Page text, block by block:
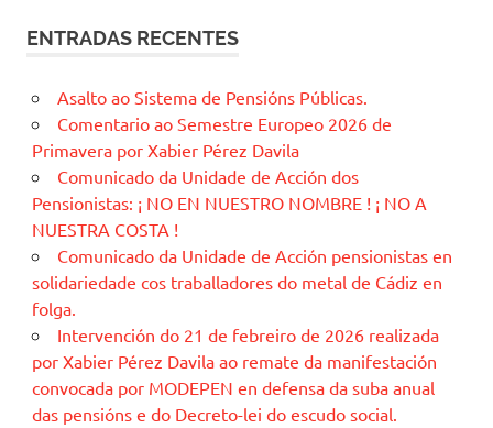
ENTRADAS RECENTES
Asalto ao Sistema de Pensións Públicas.
Comentario ao Semestre Europeo 2026 de
Primavera por Xabier Pérez Davila
Comunicado da Unidade de Acción dos
Pensionistas: ¡ NO EN NUESTRO NOMBRE ! ¡ NO A
NUESTRA COSTA !
Comunicado da Unidade de Acción pensionistas en
solidariedade cos traballadores do metal de Cádiz en
folga.
Intervención do 21 de febreiro de 2026 realizada
por Xabier Pérez Davila ao remate da manifestación
convocada por MODEPEN en defensa da suba anual
das pensións e do Decreto-lei do escudo social.